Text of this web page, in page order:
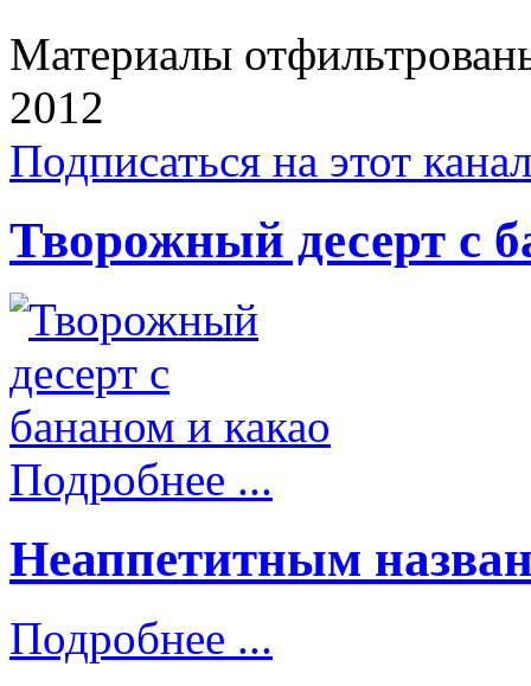
Материалы
2012
Подписаться на этот
Творожный десерт с
Подробнее ...
Неаппетитным
Подробнее ...